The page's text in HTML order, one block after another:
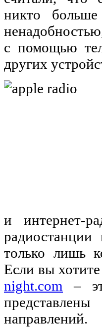
никто
с помощью
других
и интернет-
только лишь
Если вы хотите
night.com –
направлений.